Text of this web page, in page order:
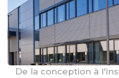
De la conception à